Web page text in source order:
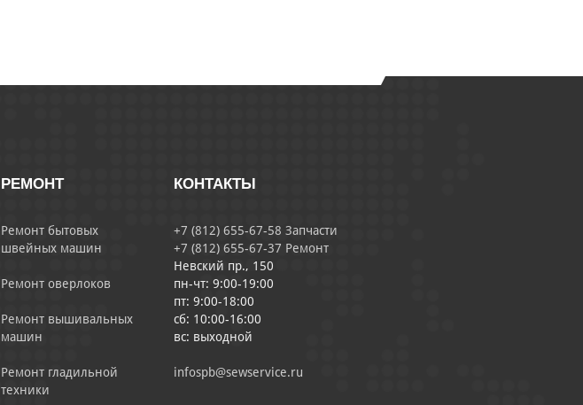
РЕМОНТ
Ремонт бытовых
швейных машин
Ремонт оверлоков
Ремонт вышивальных
машин
Ремонт гладильной
техники
КОНТАКТЫ
+7 (812) 655-67-58 Запчасти
+7 (812) 655-67-37 Ремонт
Невский пр., 150
пн-чт: 9:00-19:00
пт: 9:00-18:00
сб: 10:00-16:00
вс: выходной
infospb@sewservice.ru